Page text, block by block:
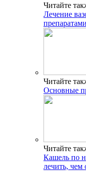
Читайте
Лечение
Читайте
Основные
Читайте
Кашель по
лечить, чем